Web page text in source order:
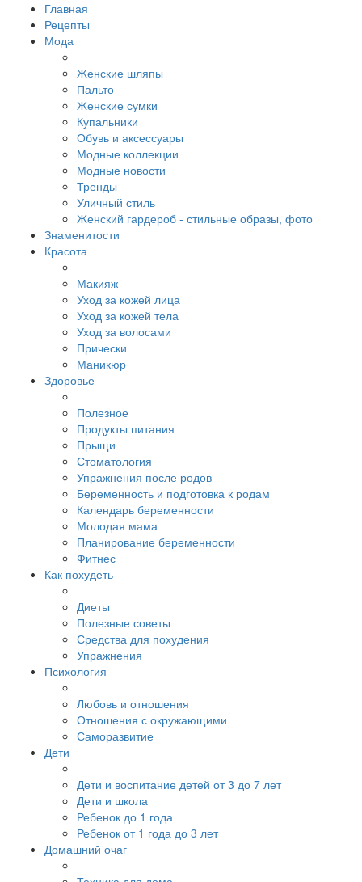
Главная
Рецепты
Мода
Женские шляпы
Пальто
Женские сумки
Купальники
Обувь и аксессуары
Модные коллекции
Модные новости
Тренды
Уличный стиль
Женский гардероб - стильные образы, фото
Знаменитости
Красота
Макияж
Уход за кожей лица
Уход за кожей тела
Уход за волосами
Прически
Маникюр
Здоровье
Полезное
Продукты питания
Прыщи
Стоматология
Упражнения после родов
Беременность и подготовка к родам
Календарь беременности
Молодая мама
Планирование беременности
Фитнес
Как похудеть
Диеты
Полезные советы
Средства для похудения
Упражнения
Психология
Любовь и отношения
Отношения с окружающими
Саморазвитие
Дети
Дети и воспитание детей от 3 до 7 лет
Дети и школа
Ребенок до 1 года
Ребенок от 1 года до 3 лет
Домашний очаг